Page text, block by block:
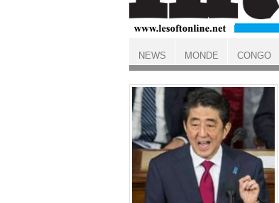
ACCUEIL
NEWS MONDE CONGO